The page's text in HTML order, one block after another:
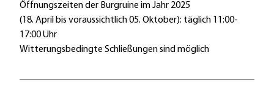
o
l
l
e
S
Öffnungszeiten der Burgruine im Jahr 2025
(18. April bis voraussichtlich 05. Oktober): täglich 11:00-
17:00 Uhr
Witterungsbedingte Schließungen sind möglich